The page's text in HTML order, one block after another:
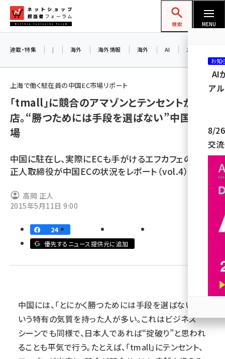
ン
ネットショップ担当者フォーラム
検索 MENU
amazon (2249)
ecbeing (1207)
base (1077)
ビィ・フォアード (773)
revico (740)
連載・特集 | 海外 海外情報 海外 AI メタバース
上海で働く駐在員の中国EC市場リポート
「tmall」に競合のアマゾンとテンセントが出
店。“勝つためには手段を選ばない”中国EC市
場
中国に駐在し、実際にECも手がけるエフカフェの高岡
正人取締役が中国ECの状況をレポート（vol.4）
高岡 正人
2015年5月11日 9:00
24
優先するニュース提供元に追加
中国には、「とにかく勝つためには手段を選ばない」と
いう特有の気質を持った人が多い。これはビジネス
シーンでも同様で、日本人であれば“掟破り”と思われ
ることも平気で行う。たとえば、「tmall」にテンセント、
お知
AI
ア
8/26
交
参